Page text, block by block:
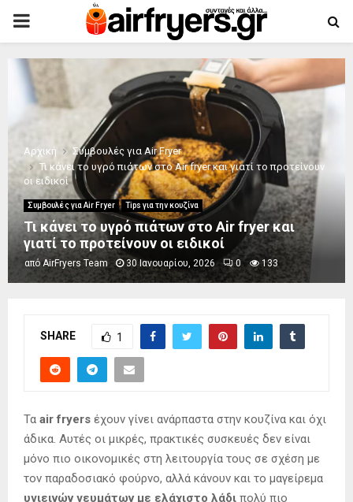
PRIMARY
MENU
Αρχική
Συμβουλές για Air Fryer
Τι κάνει το υγρό πιάτων στο Air fryer και γιατί το προτείνουν
οι ειδικοί
Συμβουλές για Air Fryer Tips για την κουζίνα
Τι κάνει το υγρό πιάτων στο Air fryer και
γιατί το προτείνουν οι ειδικοί
απόAirFryers Team 30 Ιανουαρίου, 2026 0 133
SHARE 1
Τα air fryers έχουν γίνει ανάρπαστα στην κουζίνα και όχι
άδικα. Αυτές οι μικρές, πρακτικές συσκευές δεν είναι
μόνο πιο οικονομικές στη λειτουργία τους σε σχέση με
τον παραδοσιακό φούρνο, αλλά κάνουν και το μαγείρεμα
υγιεινών γευμάτων με ελάχιστο λάδι πολύ πιο